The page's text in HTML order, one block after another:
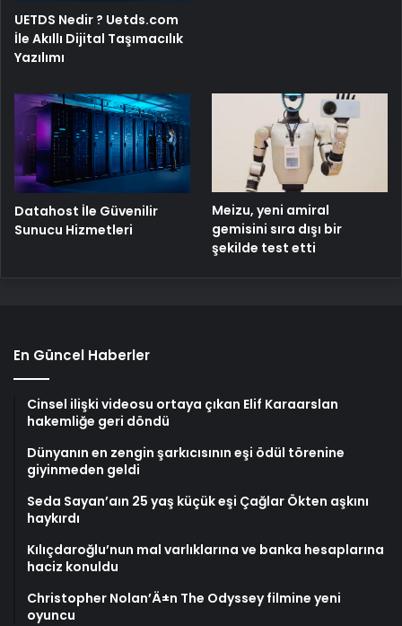
UETDS Nedir ? Uetds.com
İle Akıllı Dijital Taşımacılık
Yazılımı
Datahost İle Güvenilir
Sunucu Hizmetleri
Meizu, yeni amiral
gemisini sıra dışı bir
şekilde test etti
En Güncel Haberler
Cinsel ilişki videosu ortaya çıkan Elif Karaarslan
hakemliğe geri döndü
Dünyanın en zengin şarkıcısının eşi ödül törenine
giyinmeden geldi
Seda Sayan’aın 25 yaş küçük eşi Çağlar Ökten aşkını
haykırdı
Kılıçdaroğlu’nun mal varlıklarına ve banka hesaplarına
haciz konuldu
Christopher Nolan’Ä±n The Odyssey filmine yeni
oyuncu